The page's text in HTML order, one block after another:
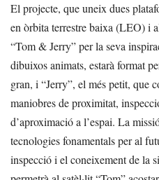
El projecte, que uneix dues
en òrbita terrestre baixa (LEO) i
“Tom & Jerry” per la seva
dibuixos animats, estarà format
gran, i “Jerry”, el més petit, que
maniobres de proximitat,
d’aproximació a l’espai. La
tecnologies fonamentals per al
inspecció i el coneixement de la